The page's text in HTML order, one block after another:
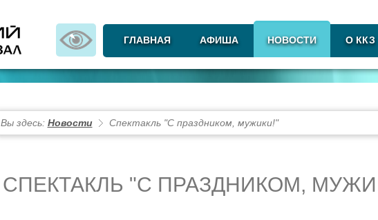
ГЛАВНАЯ АФИША НОВОСТИ О ККЗ
Вы здесь: Новости Cпектакль "С праздником, мужики!"
CПЕКТАКЛЬ "С ПРАЗДНИКОМ,